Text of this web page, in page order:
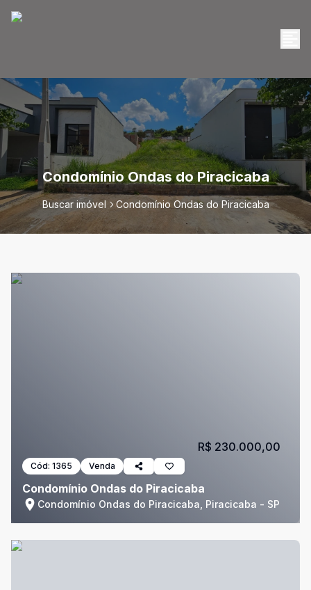
Condomínio Ondas do Piracicaba
Buscar imóvel Condomínio Ondas do Piracicaba
Cód: 1365 Venda
Condomínio Ondas do Piracicaba
Condomínio Ondas do Piracicaba, Piracicaba - SP
R$ 230.000,00